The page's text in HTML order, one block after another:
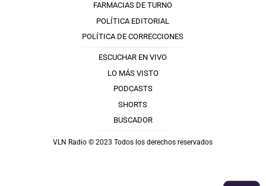
FARMACIAS DE TURNO
POLÍTICA EDITORIAL
POLÍTICA DE CORRECCIONES
ESCUCHAR EN VIVO
LO MÁS VISTO
PODCASTS
SHORTS
BUSCADOR
VLN Radio © 2023 Todos los derechos reservados